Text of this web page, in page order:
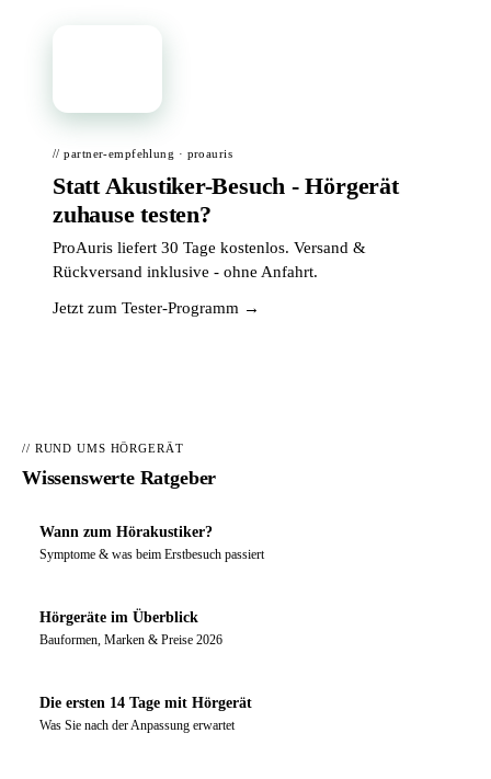
// partner-empfehlung · proauris
Statt Akustiker-Besuch - Hörgerät
zuhause testen?
ProAuris liefert 30 Tage kostenlos. Versand &
Rückversand inklusive - ohne Anfahrt.
Jetzt zum Tester-Programm →
// RUND UMS HÖRGERÄT
Wissenswerte Ratgeber
Wann zum Hörakustiker?
Symptome & was beim Erstbesuch passiert
Hörgeräte im Überblick
Bauformen, Marken & Preise 2026
Die ersten 14 Tage mit Hörgerät
Was Sie nach der Anpassung erwartet